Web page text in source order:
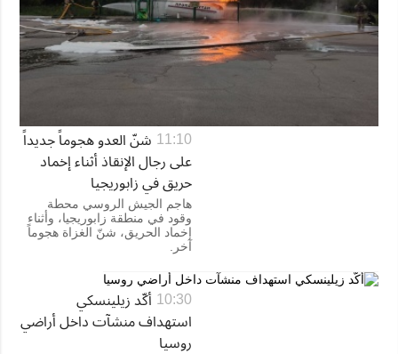
11:10 شنّ العدو هجوماً جديداً
على رجال الإنقاذ أثناء إخماد
حريق في زابوريجيا
هاجم الجيش الروسي محطة
وقود في منطقة زابوريجيا، وأثناء
إخماد الحريق، شنّ الغزاة هجوماً
آخر.
10:30 أكّد زيلينسكي
استهداف منشآت داخل أراضي
روسيا